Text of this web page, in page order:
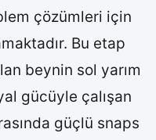
çözümleri için
Bu etap
beynin sol yarım
gücüyle çalışan
güçlü snaps